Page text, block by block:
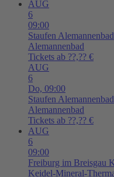
AUG
6
09:00
Staufen Alemannenbad
Alemannenbad
Tickets ab ??,?? €
AUG
6
Do, 09:00
Staufen Alemannenbad
Alemannenbad
Tickets ab ??,?? €
AUG
6
09:00
Freiburg im Breisgau
Keidel-Mineral-